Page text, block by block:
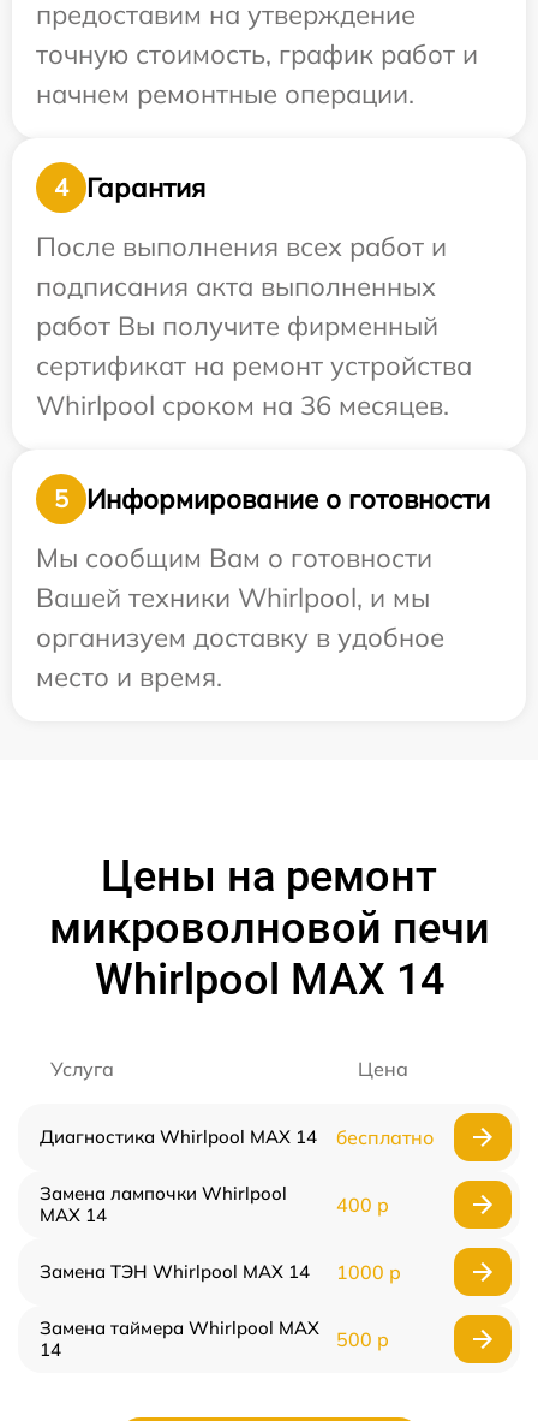
предоставим на утверждение
точную стоимость, график работ и
начнем ремонтные операции.
4
Гарантия
После выполнения всех работ и
подписания акта выполненных
работ Вы получите фирменный
сертификат на ремонт устройства
Whirlpool сроком на 36 месяцев.
5
Информирование о готовности
Мы сообщим Вам о готовности
Вашей техники Whirlpool, и мы
организуем доставку в удобное
место и время.
Цены на ремонт
микроволновой печи
Whirlpool MAX 14
Услуга Цена
Диагностика Whirlpool MAX 14 бесплатно
Замена лампочки Whirlpool
MAX 14
400 р
Замена ТЭН Whirlpool MAX 14 1000 р
Замена таймера Whirlpool MAX
14
500 р